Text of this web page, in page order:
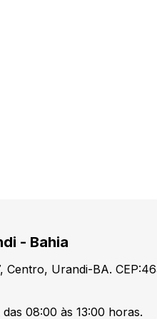
- Bahia
Centro, Urandi-BA.
08:00 às 13:00 horas.